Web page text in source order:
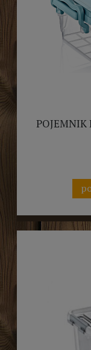
POJEMNIK